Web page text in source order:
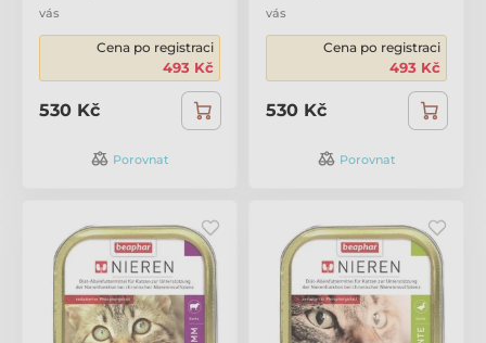
vás
Cena po registraci
493 Kč
530 Kč
Porovnat
vás
Cena po registraci
493 Kč
530 Kč
Porovnat